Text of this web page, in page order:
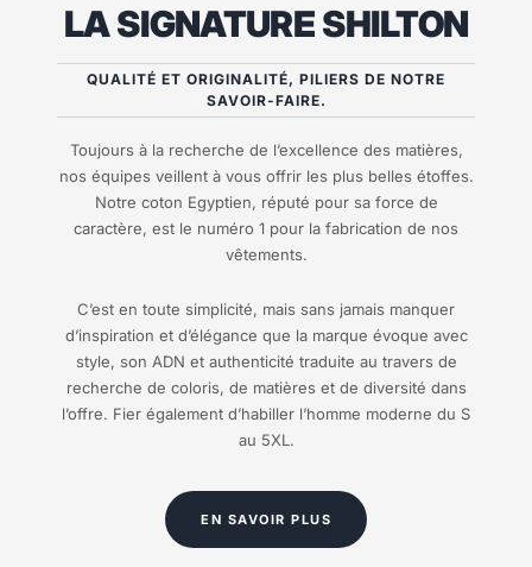
LA SIGNATURE SHILTON
QUALITÉ ET ORIGINALITÉ, PILIERS DE NOTRE
SAVOIR-FAIRE.
Toujours à la recherche de l’excellence des matières,
nos équipes veillent à vous offrir les plus belles étoffes.
Notre coton Egyptien, réputé pour sa force de
caractère, est le numéro 1 pour la fabrication de nos
vêtements.
C’est en toute simplicité, mais sans jamais manquer
d’inspiration et d’élégance que la marque évoque avec
style, son ADN et authenticité traduite au travers de
recherche de coloris, de matières et de diversité dans
l’offre. Fier également d’habiller l’homme moderne du S
au 5XL.
EN SAVOIR PLUS